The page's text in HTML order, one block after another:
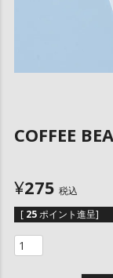
COFFEE
¥275 税込
[ 25ポイント進呈]